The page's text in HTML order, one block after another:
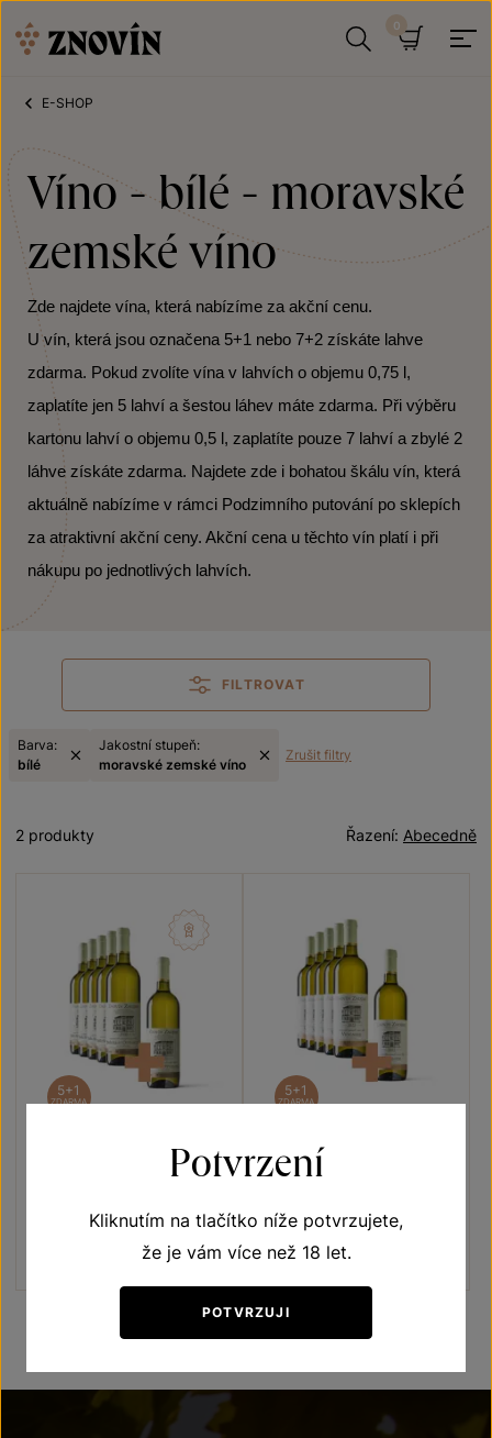
E-SHOP
Víno - bílé - moravské
zemské víno
Zde najdete vína, která nabízíme za akční cenu.
U vín, která jsou označena 5+1 nebo 7+2 získáte lahve
zdarma. Pokud zvolíte vína v lahvích o objemu 0,75 l,
zaplatíte jen 5 lahví a šestou láhev máte zdarma. Při výběru
kartonu lahví o objemu 0,5 l, zaplatíte pouze 7 lahví a zbylé 2
láhve získáte zdarma. Najdete zde i bohatou škálu vín, která
aktuálně nabízíme v rámci Podzimního putování po sklepích
za atraktivní akční ceny. Akční cena u těchto vín platí i při
nákupu po jednotlivých lahvích.
FILTROVAT
Barva:
bílé
Jakostní stupeň:
moravské zemské víno
Zrušit filtry
Abecedně
Řazení:
2 produkty
5+1
ZDARMA
Muškát Ottonel 5+1
moravské zemské víno 2020
Šarže 0380
Kč
5+1
ZDARMA
Viognier 5+1
moravské zemské víno 2022
Šarže 2325
Potvrzení
Kliknutím na tlačítko níže potvrzujete,
že je vám více než 18 let.
POTVRZUJI